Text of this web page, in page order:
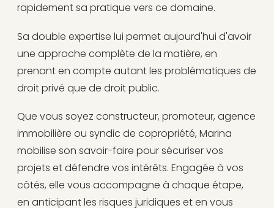
rapidement sa pratique vers ce domaine.
Sa double expertise lui permet aujourd'hui d'avoir
une approche complète de la matière, en
prenant en compte autant les problématiques de
droit privé que de droit public.
Que vous soyez constructeur, promoteur, agence
immobilière ou syndic de copropriété, Marina
mobilise son savoir-faire pour sécuriser vos
projets et défendre vos intérêts. Engagée à vos
côtés, elle vous accompagne à chaque étape,
en anticipant les risques juridiques et en vous